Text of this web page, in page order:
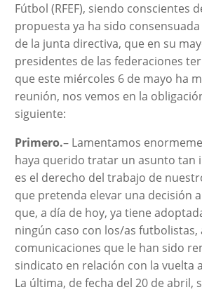
Fútbol (RFEF), siendo conscientes
propuesta ya ha sido
de la junta directiva, que en su
presidentes de las federaciones
que este miércoles 6 de mayo ha
reunión, nos vemos en la
siguiente:
Primero.– Lamentamos
haya querido tratar un asunto tan
es el derecho del trabajo de
que pretenda elevar una decisión
que, a día de hoy, ya tiene
ningún caso con los/as futbolistas,
comunicaciones que le han sido
sindicato en relación con la vuelta
La última, de fecha del 20 de abril,